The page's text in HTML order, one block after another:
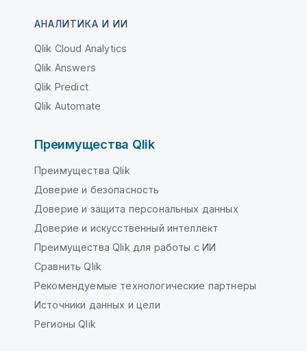
АНАЛИТИКА И ИИ
Qlik Cloud Analytics
Qlik Answers
Qlik Predict
Qlik Automate
Преимущества Qlik
Преимущества Qlik
Доверие и безопасность
Доверие и защита персональных данных
Доверие и искусственный интеллект
Преимущества Qlik для работы с ИИ
Сравнить Qlik
Рекомендуемые технологические партнеры
Источники данных и цели
Регионы Qlik